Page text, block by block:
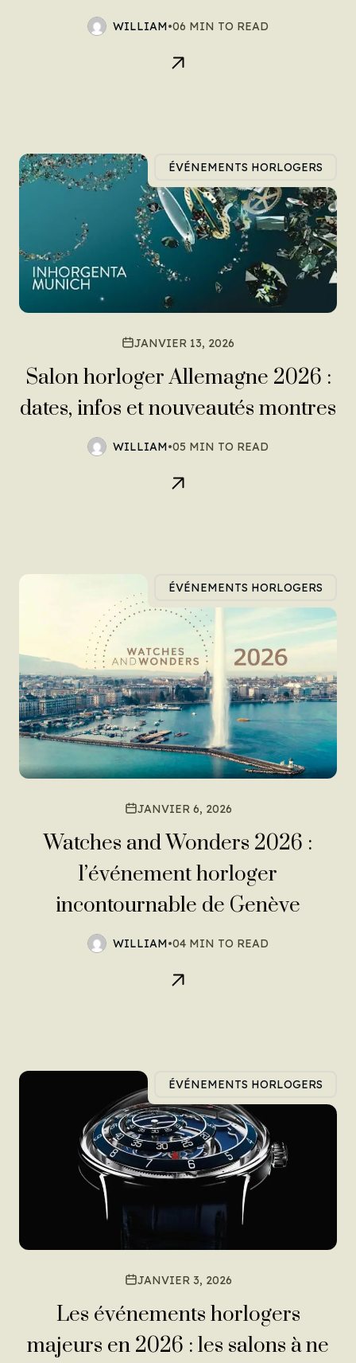
WILLIAM•06 MIN TO READ
ÉVÉNEMENTS HORLOGERS
JANVIER 13, 2026
Salon horloger Allemagne 2026 :
dates, infos et nouveautés montres
WILLIAM•05 MIN TO READ
ÉVÉNEMENTS HORLOGERS
JANVIER 6, 2026
Watches and Wonders 2026 :
l’événement horloger
incontournable de Genève
WILLIAM•04 MIN TO READ
ÉVÉNEMENTS HORLOGERS
JANVIER 3, 2026
Les événements horlogers
majeurs en 2026 : les salons à ne